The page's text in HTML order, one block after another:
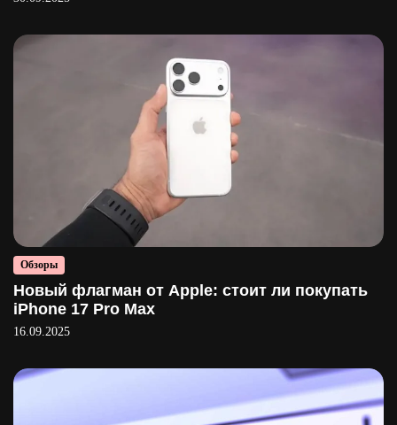
Обзоры
Новый флагман от Apple: стоит ли покупать
iPhone 17 Pro Max
16.09.2025